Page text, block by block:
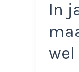
In
wel